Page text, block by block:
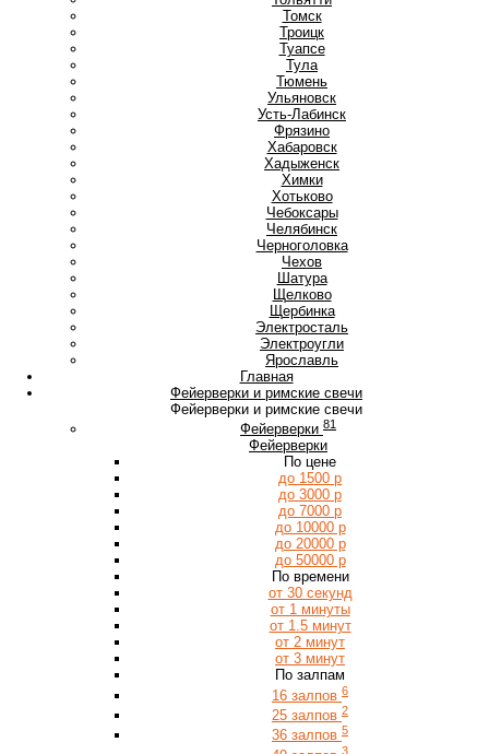
Томск
Троицк
Туапсе
Тула
Тюмень
Ульяновск
Усть-Лабинск
Фрязино
Хабаровск
Хадыженск
Химки
Хотьково
Чебоксары
Челябинск
Черноголовка
Чехов
Шатура
Щелково
Щербинка
Электросталь
Электроугли
Ярославль
Главная
Фейерверки и римские свечи
Фейерверки и римские свечи
Фейерверки 81
Фейерверки
По цене
до 1500 р
до 3000 р
до 7000 р
до 10000 р
до 20000 р
до 50000 р
По времени
от 30 секунд
от 1 минуты
от 1.5 минут
от 2 минут
от 3 минут
По залпам
16 залпов 6
25 залпов 2
36 залпов 5
3